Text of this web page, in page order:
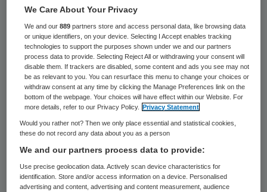
samen te werken in de patiëntenzorg. De
samenwerking moet bijdragen aan een
betere kwaliteit van zorg.
Meerwaarde
Het onderzoek van beide topklinische
ziekenhuizen richt zich op de voor- en
nadelen van een samenwerking. Het
uitgangspunt is dat dezemeerwaarde
We Care About Your Privacy
We and our889 partners store and access personal data, like browsing data
or unique identifiers, on your device. Selecting I Accept enables tracking
technologies to support the purposes shown under we and our partners
process data to provide. Selecting Reject All or withdrawing your consent will
disable them. If trackers are disabled, some content and ads you see may not
be as relevant to you. You can resurface this menu to change your choices or
withdraw consent at any time by clicking the Manage Preferences link on the
bottom of the webpage. Your choices will have effect within our Website. For
more details, refer to our Privacy Policy.
Privacy Statement
Would you rather not? Then we only place essential and statistical cookies,
these do not record any data about you as a person
We and our partners process data to provide:
Use precise geolocation data. Actively scan device characteristics for
identification. Store and/or access information on a device. Personalised
advertising and content, advertising and content measurement, audience